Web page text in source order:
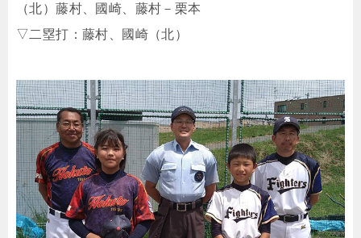
（北）藤村、國崎、藤村－栗本
▽二塁打：藤村、國崎（北）